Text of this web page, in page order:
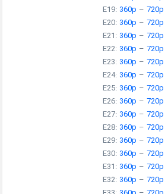
E19: 360p – 720p
E20: 360p – 720p
E21: 360p – 720p
E22: 360p – 720p
E23: 360p – 720p
E24: 360p – 720p
E25: 360p – 720p
E26: 360p – 720p
E27: 360p – 720p
E28: 360p – 720p
E29: 360p – 720p
E30: 360p – 720p
E31: 360p – 720p
E32: 360p – 720p